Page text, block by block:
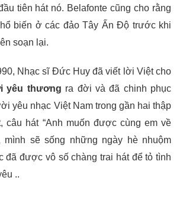
tiên hát nó. Belafonte cũng cho rằng
biến ở các đảo Tây Ấn Độ trước khi
soạn lại.
Nhạc sĩ Đức Huy đã viết lời Việt cho
yêu thương ra đời và đã chinh phục
yêu nhạc Việt Nam trong gần hai thập
câu hát “Anh muốn được cùng em về
mình sẽ sống những ngày hè nhuộm
đã được vô số chàng trai hát để tỏ tình
..